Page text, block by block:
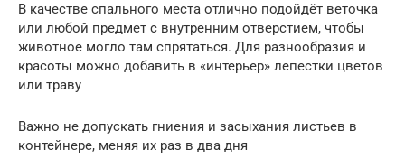
В качестве спального места отлично подойдёт веточка
или любой предмет с внутренним отверстием, чтобы
животное могло там спрятаться. Для разнообразия и
красоты можно добавить в «интерьер» лепестки цветов
или траву
Важно не допускать гниения и засыхания листьев в
контейнере, меняя их раз в два дня